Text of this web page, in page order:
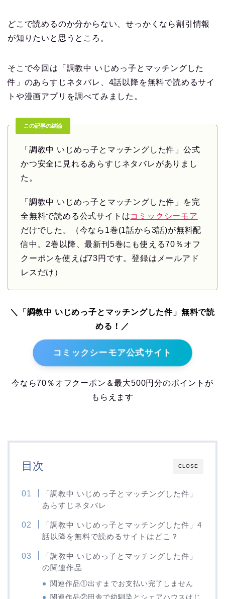
どこで読めるのか分からない、せっかくなら割引情報
が知りたいと思うところ。
そこで今回は「調教中 いじめっ子とマッチングした
件」のあらすじネタバレ、4話以降を無料で読めるサイ
トや漫画アプリを調べてみました。
この記事の結論
「調教中 いじめっ子とマッチングした件」公式
かつ安全に見れるあらすじネタバレがありまし
た。
「調教中 いじめっ子とマッチングした件」を完
全無料で読める公式サイトはコミックシーモア
だけでした。（今なら1巻(1話から3話)が無料配
信中。2巻以降、最新刊5巻にも使える70％オフ
クーポンを使えば73円です。登録はメールアド
レスだけ）
＼「調教中 いじめっ子とマッチングした件」無料で読
める！／
コミックシーモア公式サイト
今なら70％オフクーポン＆最大500円分のポイントが
もらえます
CLOSE
目次
「調教中 いじめっ子とマッチングした件」
あらすじネタバレ
「調教中 いじめっ子とマッチングした件」4
話以降を無料で読めるサイトはどこ？
「調教中 いじめっ子とマッチングした件」
の関連作品
関連作品①出すまでお支払い完了しません
関連作品②田舎で幼馴染とシェアハウスはじ